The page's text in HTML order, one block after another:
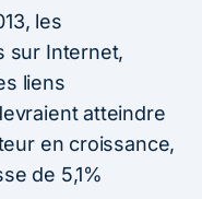
les
sur Internet,
liens
atteindre
en croissance,
de 5,1%